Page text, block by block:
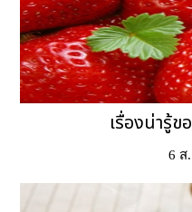
เรื่องน่ารู้
6 ส